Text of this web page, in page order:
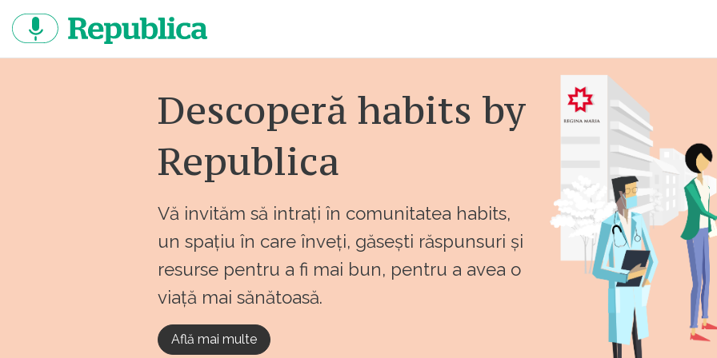
continut
Descoperă habits by
Republica
Vă invităm să intrați în comunitatea habits,
un spațiu în care înveți, găsești răspunsuri și
resurse pentru a fi mai bun, pentru a avea o
viață mai sănătoasă.
Află mai multe